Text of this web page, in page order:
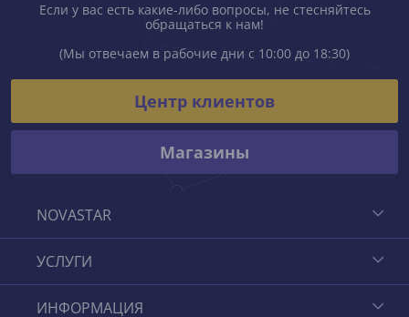
NOVASTAR
УСЛУГИ
ИНФОРМАЦИЯ
Если у вас есть какие-либо вопросы, не стесняйтесь
обращаться к нам!
(Мы отвечаем в рабочие дни с 10:00 до 18:30)
Центр клиентов
Магазины